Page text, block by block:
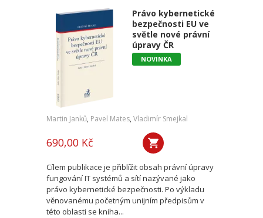
Právo kybernetické
bezpečnosti EU ve
světle nové právní
úpravy ČR
NOVINKA
Martin Janků, Pavel Mates, Vladimír Smejkal
690,00 Kč
Cílem publikace je přiblížit obsah právní úpravy
fungování IT systémů a sítí nazývané jako
právo kybernetické bezpečnosti. Po výkladu
věnovanému početným unijním předpisům v
této oblasti se kniha...